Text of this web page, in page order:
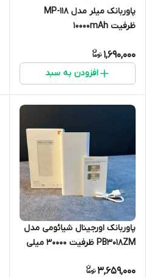
پاوربانک میلر مدل MP-118
ظرفیت 10000mAh
1,690,000
افزودن به سبد
پاوربانک اورجینال شیائومی مدل
PB3018ZM ظرفیت 30000 میلی
3,659,000